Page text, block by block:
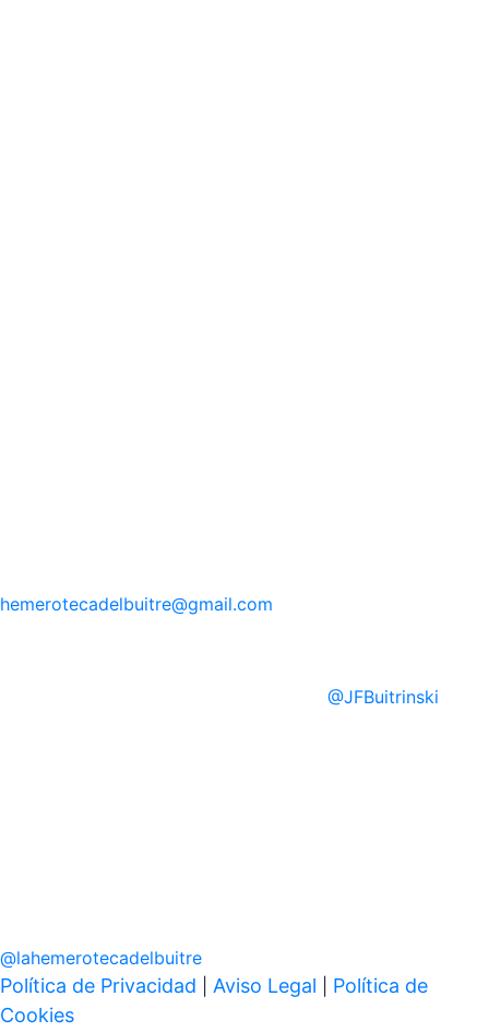
hemerotecadelbuitre@gmail.com
@JFBuitrinski
@lahemerotecadelbuitre
Política de Privacidad Aviso Legal
Política de
Cookies